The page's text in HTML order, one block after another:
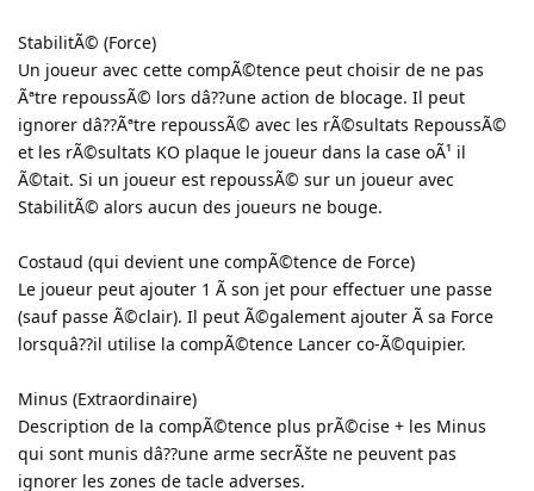
StabilitÃ© (Force)
Un joueur avec cette compÃ©tence peut choisir de ne pas
Ãªtre repoussÃ© lors dâ??une action de blocage. Il peut
ignorer dâ??Ãªtre repoussÃ© avec les rÃ©sultats RepoussÃ©
et les rÃ©sultats KO plaque le joueur dans la case oÃ¹ il
Ã©tait. Si un joueur est repoussÃ© sur un joueur avec
StabilitÃ© alors aucun des joueurs ne bouge.
Costaud (qui devient une compÃ©tence de Force)
Le joueur peut ajouter 1 Ã son jet pour effectuer une passe
(sauf passe Ã©clair). Il peut Ã©galement ajouter Ã sa Force
lorsquâ??il utilise la compÃ©tence Lancer co-Ã©quipier.
Minus (Extraordinaire)
Description de la compÃ©tence plus prÃ©cise + les Minus
qui sont munis dâ??une arme secrÃšte ne peuvent pas
ignorer les zones de tacle adverses.